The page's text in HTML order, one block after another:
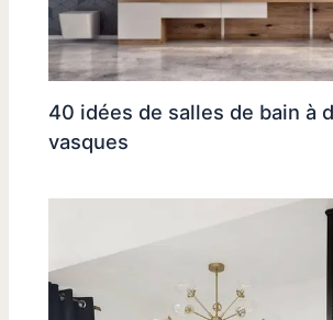
40 idées de salles de bain à
vasques